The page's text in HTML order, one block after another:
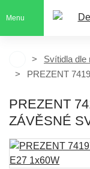
Menu
Svítidla dle
PREZENT
PREZENT
ZÁVĚSNÉ